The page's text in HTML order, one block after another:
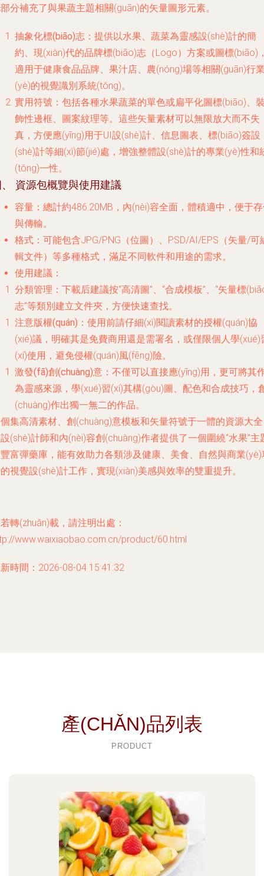
分補充了與果蔬主題相關(guān)的矢量圖形元素。
抽象化標(biāo)志 ：提供以水果、蔬菜為靈感設(shè)計的簡
約、現(xiàn)代的品牌標(biāo)志（Logo）方案或圖標(biāo)
適用于健康食品品牌、果汁店、農(nóng)場等相關(guān)行
(yè)的視覺識別系統(tǒng)。
實用符號 ：包括各種水果蔬菜的單色或扁平化圖標(biāo)、
飾性邊框、圖案紋理等。這些矢量素材可以無限放大而不失
真，方便應(yīng)用于UI設(shè)計、信息圖表、標(biāo)簽設
(shè)計等細(xì)節(jié)處，增強整體設(shè)計的專業(yè)性和
(tǒng)一性。
資源包概覽與使用建議
容量 ：總計約486.20MB，內(nèi)容全面，體積適中，便于
與傳輸。
格式 ：可能包含JPG/PNG（位圖）、PSD/AI/EPS（矢量/可
輯文件）等多種格式，滿足不同軟件和用途的需求。
使用建議 ：
分類管理 ：下載后建議按“高清圖”、“合成模板”、“矢量標
志”等類別建立文件夾，方便快速查找。
注意版權(quán) ：使用前請仔細(xì)閱讀素材的授權(quán)協
(xié)議，明確其是免費商用還是需署名，或僅限個人學(xué)
(xí)使用，避免侵權(quán)風(fēng)險。
激發(fā)創(chuàng)意 ：不僅可以直接應(yīng)用，更可將其
為靈感來源，學(xué)習(xí)其構(gòu)圖、配色和合成技巧，
(chuàng)作出獨一無二的作品。
集高清素材、創(chuàng)意模板和矢量符號于一體的資源大
(shè)計師和內(nèi)容創(chuàng)作者提供了一個圍繞“水果”主
富彈藥庫，能有效助力各類涉及健康、美食、自然與商業(yè)
視覺設(shè)計工作，實現(xiàn)美感與效率的雙重提升。
轉(zhuǎn)載，請注明出處：
www.waixiaobao.com.cn/product/60.html
時間：2026-08-04 15:41:32
產(CHǍN)品列表
PRODUCT